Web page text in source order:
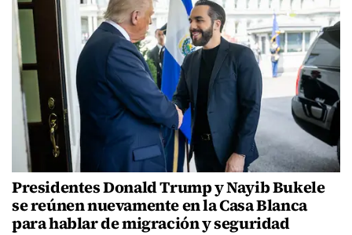
Presidentes Donald Trump y Nayib Bukele
se reúnen nuevamente en la Casa Blanca
para hablar de migración y seguridad